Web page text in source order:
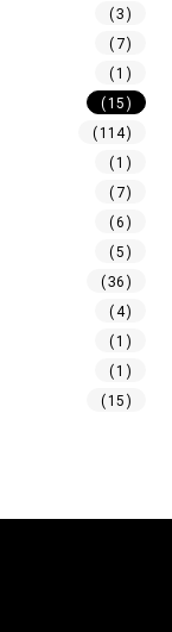
(3)
(7)
(1)
(15)
(114)
(1)
(7)
(6)
(5)
(36)
(4)
(1)
(1)
(15)